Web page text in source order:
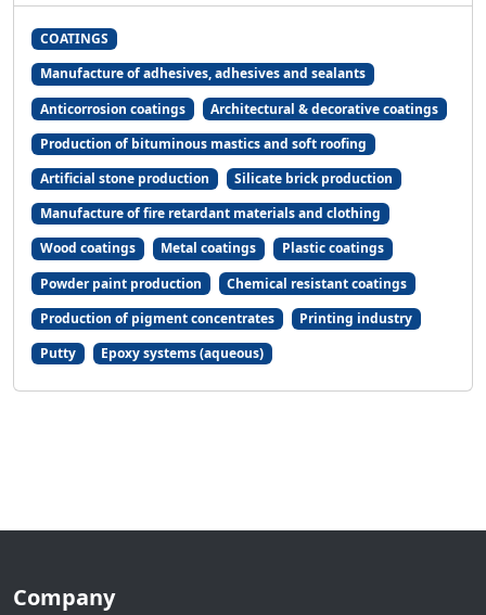
COATINGS
Manufacture of adhesives, adhesives and sealants
Anticorrosion coatings
Architectural & decorative coatings
Production of bituminous mastics and soft roofing
Artificial stone production
Silicate brick production
Manufacture of fire retardant materials and clothing
Wood coatings
Metal coatings
Plastic coatings
Powder paint production
Chemical resistant coatings
Production of pigment concentrates
Printing industry
Putty
Epoxy systems (aqueous)
Company